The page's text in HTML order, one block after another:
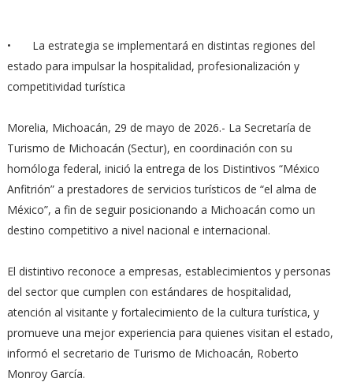
•
La estrategia se implementará en distintas regiones del
estado para impulsar la hospitalidad, profesionalización y
competitividad turística
Morelia, Michoacán, 29 de mayo de 2026.- La Secretaría de
Turismo de Michoacán (Sectur), en coordinación con su
homóloga federal, inició la entrega de los Distintivos “México
Anfitrión” a prestadores de servicios turísticos de “el alma de
México”, a fin de seguir posicionando a Michoacán como un
destino competitivo a nivel nacional e internacional.
El distintivo reconoce a empresas, establecimientos y personas
del sector que cumplen con estándares de hospitalidad,
atención al visitante y fortalecimiento de la cultura turística, y
promueve una mejor experiencia para quienes visitan el estado,
informó el secretario de Turismo de Michoacán, Roberto
Monroy García.